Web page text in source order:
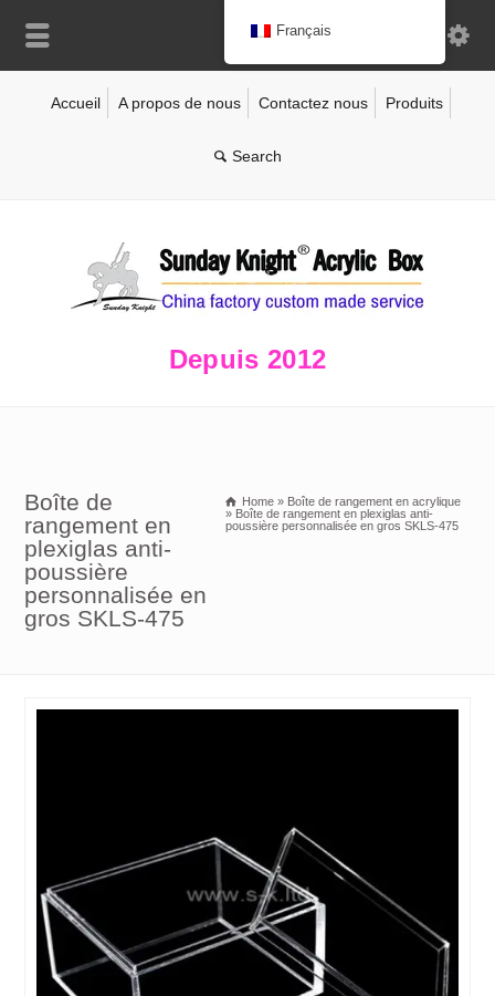
Accueil A propos de nous Contactez nous Produits
Depuis 2012
Boîte de
rangement en
plexiglas anti-
poussière
personnalisée en
gros SKLS-475
Home » Boîte de rangement en acrylique
» Boîte de rangement en plexiglas anti-
poussière personnalisée en gros SKLS-475
Français